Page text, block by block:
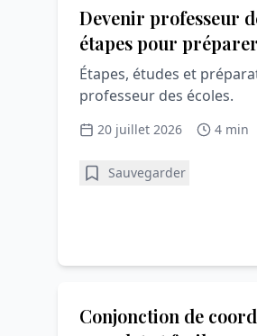
Devenir professeur
étapes pour
Étapes, études et
professeur des écoles.
20 juillet 2026 4 min
Sauvegarder
Les fautes d'orthographe les
Conjonction de